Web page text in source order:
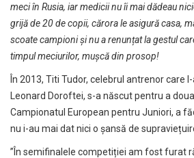
meci în Rusia, iar medicii nu îi mai dădeau
grijă de 20 de copii, cărora le asigură casa,
scoate campioni și nu a renunțat la gestul
timpul meciurilor, mușcă din prosop!
În 2013, Titi Tudor, celebrul antrenor care
Leonard Doroftei, s-a născut pentru a
Campionatul European pentru Juniori, a
nu i-au mai dat nici o șansă de
”În semifinalele competiției am fost furat